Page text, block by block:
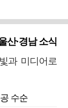
산·경남 소식
과 미디어로
수순